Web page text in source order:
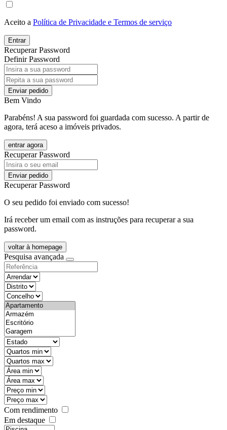
Aceito a Política de Privacidade e Termos de serviço
Entrar
Recuperar Password
Definir Password
Enviar pedido
Bem Vindo
Parabéns! A sua password foi guardada com sucesso. A partir de
agora, terá aceso a imóveis privados.
entrar agora
Recuperar Password
Enviar pedido
Recuperar Password
O seu pedido foi enviado com sucesso!
Irá receber um email com as instruções para recuperar a sua
password.
voltar à homepage
Pesquisa avançada
objective
districtId
countyId
types
state
mintypo
maxtypo
minarea
maxarea
minprice
maxprice
Com rendimento
Em destaque